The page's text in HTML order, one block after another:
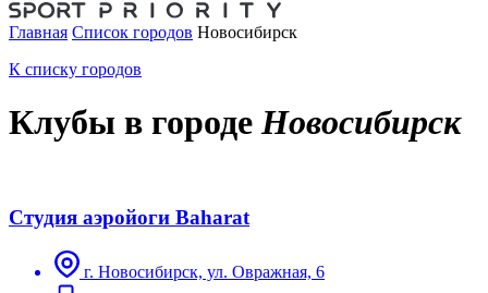
Главная Список городов Новосибирск
К списку городов
Клубы в городе Новосибирск
Студия аэройоги Baharat
г. Новосибирск, ул. Овражная, 6